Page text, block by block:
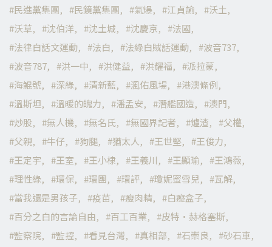
民進黨集團
民鏡黨集團 氣爆 江貞諭
沃土
沃草
沈伯洋 沈土城 沈慶京
法國
法律白話文運動
法白 法綠白賊話運動
波音737
波音787
洪一中 洪健益 洪耀福
派拉蒙
海鯤號
深綠 清新藍 渢佑風場
港澳條例
溫斯坦
溫暖的魄力 潘孟安 潛艦國造
澳門
炒股
無人機 無名氏 無國界記者 爐渣
父權
父親
牛仔 狗腿 猶太人 王世堅
王俊力
王定宇
王室 王小棣 王義川 王顯瑜
王鴻薇
理性綠
環保 環團 環評 瓊妮蜜雪兒
瓦解
當我還是男孩子
疫苗 瘦肉精
白癡盒子
百分之白的言論自由
百工百業
皮特·赫格塞斯
監察院
監控 看見台灣 真相部 石崇良
砂石車